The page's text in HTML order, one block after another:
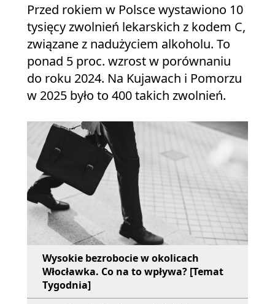
Przed rokiem w Polsce wystawiono 10
tysięcy zwolnień lekarskich z kodem C,
związane z nadużyciem alkoholu. To
ponad 5 proc. wzrost w porównaniu
do roku 2024. Na Kujawach i Pomorzu
w 2025 było to 400 takich zwolnień.
Wysokie bezrobocie w okolicach
Włocławka. Co na to wpływa? [Temat
Tygodnia]